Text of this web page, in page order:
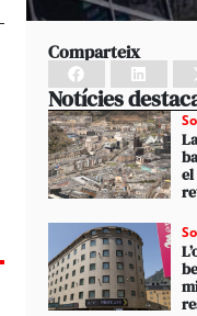
Comparteix
Notícies
el